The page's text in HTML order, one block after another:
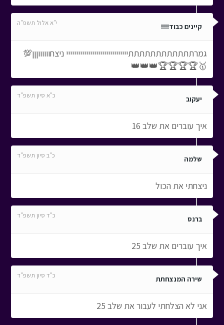
קיינים כבוד!!!! י"א אלול תשפ"ה
גמרתתתתתתתתתתתתייייייייייייייייייייייייייייייי ניצחווווווןןן💯
🥇🏆🏆🏆🏆👑👑👑
יעקוב כ"א סיון תשפ"ד
איך עוברים את שלב 16
שלמה כ"ב סיון תשפ"ד
ניצחתי את הכול
ברנס כ"ד סיון תשפ"ד
איך עוברים את שלב 25
שירה המנצחתת כ"ד סיון תשפ"ד
אני לא הצלחתי לעבור את שלב 25